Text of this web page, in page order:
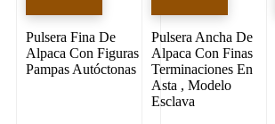
Pulsera Fina De
Alpaca Con Figuras
Pampas Autóctonas
Pulsera Ancha De
Alpaca Con Finas
Terminaciones En
Asta , Modelo
Esclava